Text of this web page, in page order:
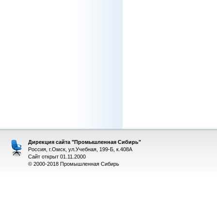
Дирекция сайта "Промышленная Сибирь"
Россия, г.Омск, ул.Учебная, 199-Б, к.408А
Сайт открыт 01.11.2000
© 2000-2018 Промышленная Сибирь